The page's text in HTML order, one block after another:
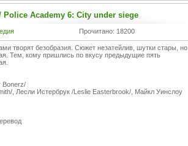
Academy 6: City under siege
Прочитано: 18200
творят безобразия. Сюжет незатейлив, шутки стары, но
Тем, кому пришлись по вкусу предыдущие пять
Bonerz/
, Лесли Истербрук /Leslie Easterbrook/, Майкл Уинслоу